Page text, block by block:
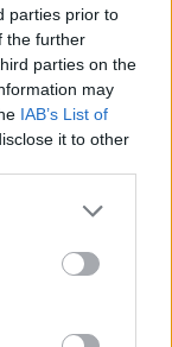
parties prior to
the further
parties on the
may
IAB’s List of
it to other
more Google
may click to
party tags to
below Google